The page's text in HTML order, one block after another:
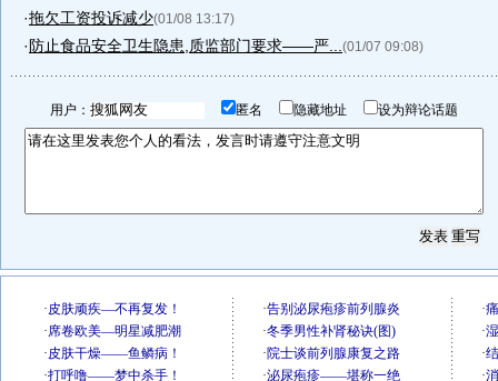
·拖欠工资投诉减少(01/08 13:17)
·防止食品安全卫生隐患,质监部门要求——严... (01/07 09:08)
用户： 匿名 隐藏地址 设为辩论话题